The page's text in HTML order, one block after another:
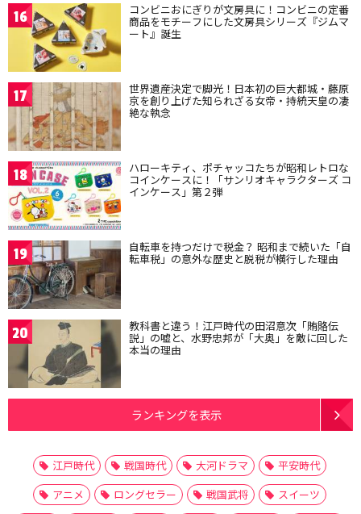
16 コンビニおにぎりが文房具に！コンビニの定番
商品をモチーフにした文房具シリーズ『ジムマ
ート』誕生
17 世界遺産決定で脚光！日本初の巨大都城・藤原
京を創り上げた知られざる女帝・持統天皇の凄
絶な執念
18 ハローキティ、ポチャッコたちが昭和レトロな
コインケースに！「サンリオキャラクターズ コ
インケース」第２弾
19 自転車を持つだけで税金？ 昭和まで続いた「自
転車税」の意外な歴史と脱税が横行した理由
20 教科書と違う！江戸時代の田沼意次「賄賂伝
説」の嘘と、水野忠邦が「大奥」を敵に回した
本当の理由
ランキングを表示
江戸時代 戦国時代 大河ドラマ
平安時代
アニメ
ロングセラー 戦国武将
スイーツ